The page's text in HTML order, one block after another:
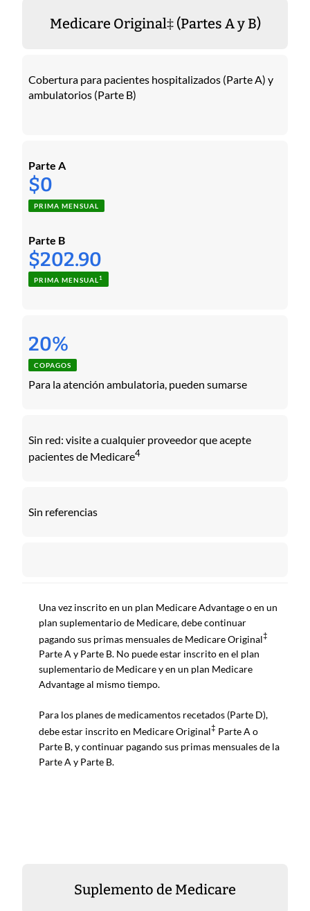
Medicare Original‡ (Partes A y B)
Cobertura para pacientes hospitalizados (Parte A) y
ambulatorios (Parte B)
Parte A
$0
PRIMA MENSUAL
Parte B
$202.90
PRIMA MENSUAL1
20%
COPAGOS
Para la atención ambulatoria, pueden sumarse
Sin red: visite a cualquier proveedor que acepte
pacientes de Medicare4
Sin referencias
Una vez inscrito en un plan Medicare Advantage o en un
plan suplementario de Medicare, debe continuar
pagando sus primas mensuales de Medicare Original‡
Parte A y Parte B. No puede estar inscrito en el plan
suplementario de Medicare y en un plan Medicare
Advantage al mismo tiempo.
Para los planes de medicamentos recetados (Parte D),
debe estar inscrito en Medicare Original‡ Parte A o
Parte B, y continuar pagando sus primas mensuales de la
Parte A y Parte B.
Suplemento de Medicare